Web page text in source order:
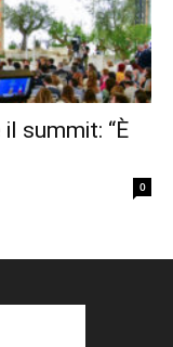
summit: “È
0